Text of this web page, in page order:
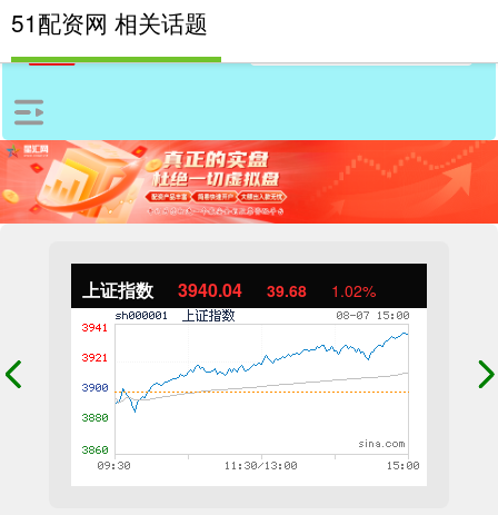
上证指数 3940.04 39.68 1.02%
51配资网 相关话题